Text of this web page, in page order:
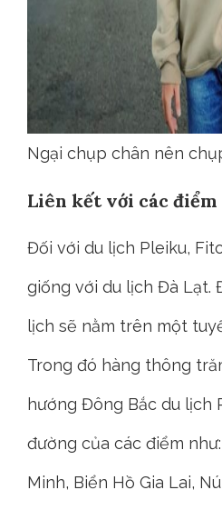
Ngại chụp chân nên
Liên kết với các điểm
Đối với du lịch Pleiku,
giống với du lịch Đà Lạt.
lịch sẽ nằm trên một
Trong đó hàng thông
hướng Đông Bắc du lịch
đường của các điểm
Minh, Biển Hồ Gia Lai,